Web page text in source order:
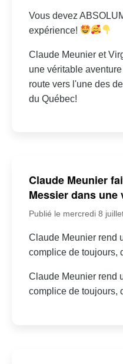
Vous devez
expérience!
Claude Meunier et
une véritable
route vers l'une des
du Québec!
Claude Meunier
Messier dans
Publié le mercredi 8
Claude Meunier rend
complice de toujours,
Claude Meunier rend
complice de toujours,